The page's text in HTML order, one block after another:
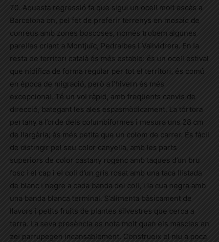
70. Aquesta regressió fa que sigui un ocell molt escàs a
Barcelona on, pel fet de preferir terrenys en mosaic de
conreus amb zones boscoses, només trobem algunes
parelles criant a Montjuïc, Pedralbes i Vallvidrera. En la
resta de territori català és més estable: és un ocell estival
que nidifica de forma regular per tot el territori, és comú
en època de migració, però a l’hivern és més
excepcional. Té un vol ràpid, amb freqüents canvis de
direcció, bategant les ales espasmòdicament. La tórtora
pertany a l’orde dels columbiformes i mesura uns 28 cm
de llargària; és més petita que un colom de carrer. És fàcil
de distingir pel seu color canyella, amb les parts
superiors de color castany rogenc amb taques d’un bru
fosc i el cap i el coll d’un gris rosat amb una taca llistada
de blanc i negre a cada banda del coll, i la cua negra amb
una banda blanca terminal. S’alimenta bàsicament de
llavors i petits fruits de plantes silvestres que cerca a
terra. La seva presència es nota molt quan els mascles en
zel parrupegen incansablement. Construeix el niu a poca